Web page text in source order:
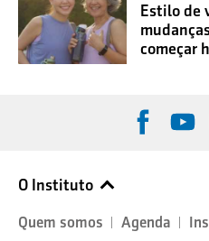
Estilo de
começar
O Instituto
Quem somos Agenda